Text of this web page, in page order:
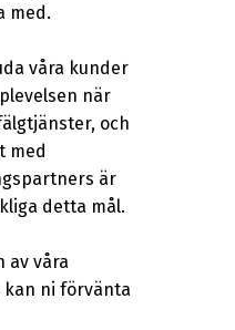
med.
våra kunder
när
och
med
är
detta mål.
av våra
ni förvänta